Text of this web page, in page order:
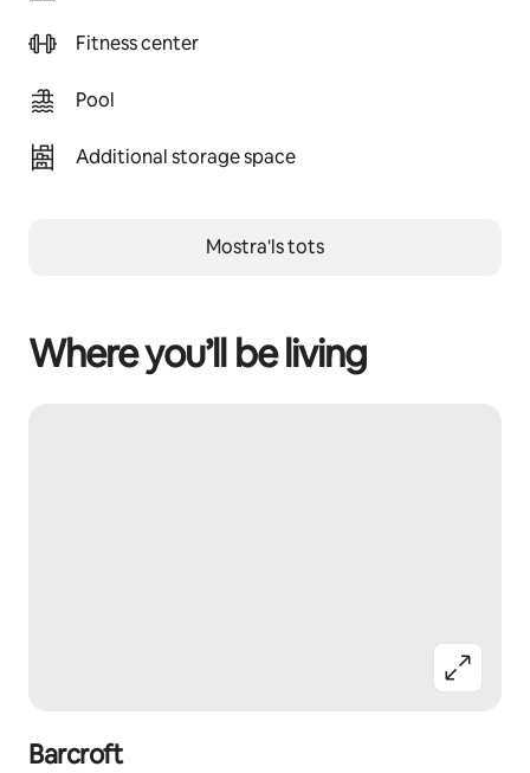
Fitness center
Pool
Additional storage space
Mostra'ls tots
Where you’ll be living
Barcroft